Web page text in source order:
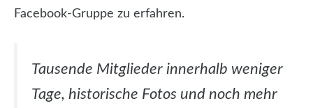
Facebook-Gruppe zu erfahren.
Tausende Mitglieder innerhalb weniger
Tage, historische Fotos und noch mehr